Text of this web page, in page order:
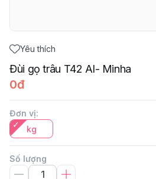
Yêu thích
Đùi gọ trâu T42 Al- Minha
0đ
Đơn vị:
kg
Số lượng